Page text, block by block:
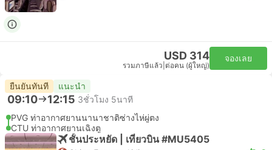
USD 314
รวมภาษีแล้ว ต่อคน (ผู้ใหญ่)
จองเลย
ยืนยันทันที แนะนำ
09:10 12:15 3ชั่วโมง 5นาที
PVG ท่าอากาศยานนานาชาติซ่างไห่ผู่ตง
CTU ท่าอากาศยานเฉิงตู
ชั้นประหยัด | เที่ยวบิน #MU5405